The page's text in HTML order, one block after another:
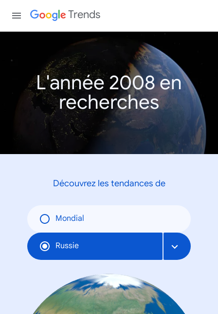
Trends
L'année 2008 en
recherches
Découvrez les tendances de
Mondial
Russie